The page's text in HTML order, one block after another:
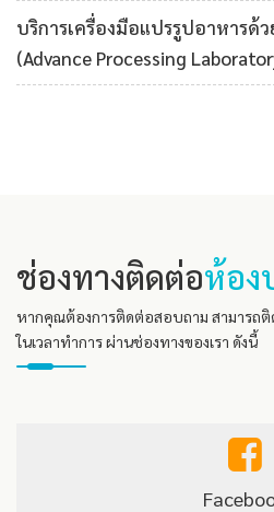
บริการเครื่องมือแปรรูปอาหารด้
(Advance Processing
ช่องทางติดต่อห้อง
หากคุณต้องการติดต่อสอบถาม สามารถติด
ในเวลาทำการ ผ่านช่องทางของเรา ดังนี้